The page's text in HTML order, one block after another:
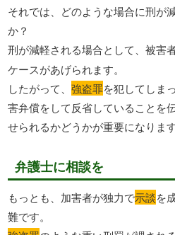
それでは、どのような場合に刑が
か？
刑が減軽される場合として、被害
ケースがあげられます。
したがって、強盗罪を犯してしま
害弁償をして反省していることを
せられるかどうかが重要になります
弁護士に相談を
もっとも、加害者が独力で示談を
難です。